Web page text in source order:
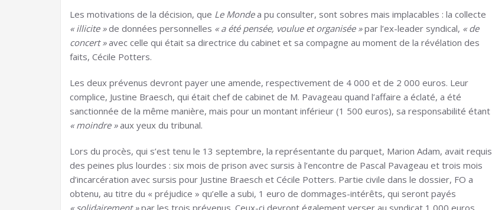
Les motivations de la décision, que Le Mondea pu consulter, sont sobres mais implacables : la collecte
« illicite »de données personnelles « a été pensée, voulue et organisée »par l’ex-leader syndical, « de
concert »avec celle qui était sa directrice du cabinet et sa compagne au moment de la révélation des
faits, Cécile Potters.
Les deux prévenus devront payer une amende, respectivement de 4 000 et de 2 000 euros. Leur
complice, Justine Braesch, qui était chef de cabinet de M. Pavageau quand l’affaire a éclaté, a été
sanctionnée de la même manière, mais pour un montant inférieur (1 500 euros), sa responsabilité étant
« moindre »aux yeux du tribunal.
Lors du procès, qui s’est tenu le 13 septembre, la représentante du parquet, Marion Adam, avait requis
des peines plus lourdes : six mois de prison avec sursis à l’encontre de Pascal Pavageau et trois mois
d’incarcération avec sursis pour Justine Braesch et Cécile Potters. Partie civile dans le dossier, FO a
obtenu, au titre du « préjudice » qu’elle a subi, 1 euro de dommages-intérêts, qui seront payés